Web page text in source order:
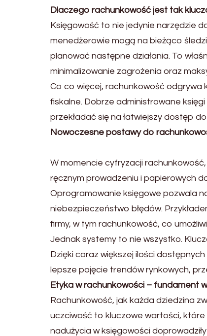
Dlaczego rachunkowość jest tak
Księgowość to nie jedynie narzędzie
menedżerowie mogą na bieżąco
planować następne działania. To
minimalizowanie zagrożenia oraz
Co co więcej, rachunkowość odgrywa
fiskalne. Dobrze administrowane
przekładać się na łatwiejszy dostęp
Nowoczesne postawy do
W momencie cyfryzacji
ręcznym prowadzeniu i papierowych
Oprogramowanie księgowe pozwala
niebezpieczeństwo błędów.
firmy, w tym rachunkowość, co
Jednak systemy to nie wszystko.
Dzięki coraz większej ilości
lepsze pojęcie trendów rynkowych,
Etyka w rachunkowości – fundament
Rachunkowość, jak każda dziedzina
uczciwość to kluczowe wartości,
nadużycia w księgowości